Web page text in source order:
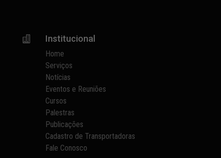
 Institucional
Home
Serviços
Notícias
Eventos e Reuniões
Cursos
Palestras
Publicações
Cadastro de Transportadoras
Fale Conosco